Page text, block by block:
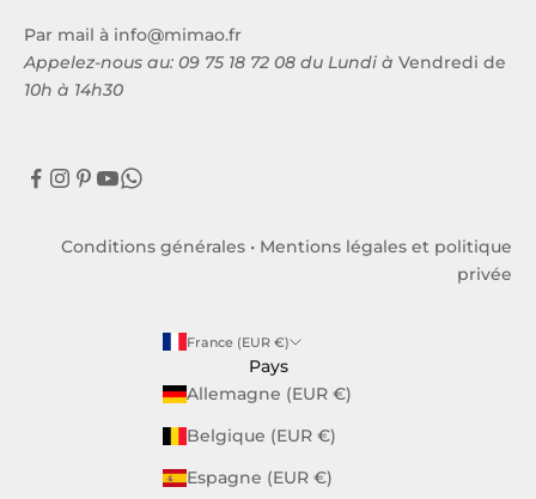
Par mail à info@mimao.fr
Appelez-nous au: 09 75 18 72 08 du Lundi à Vendredi de
10h à 14h30
Conditions générales • Mentions légales et politique
privée
France (EUR €)
Pays
Allemagne (EUR €)
Belgique (EUR €)
Espagne (EUR €)